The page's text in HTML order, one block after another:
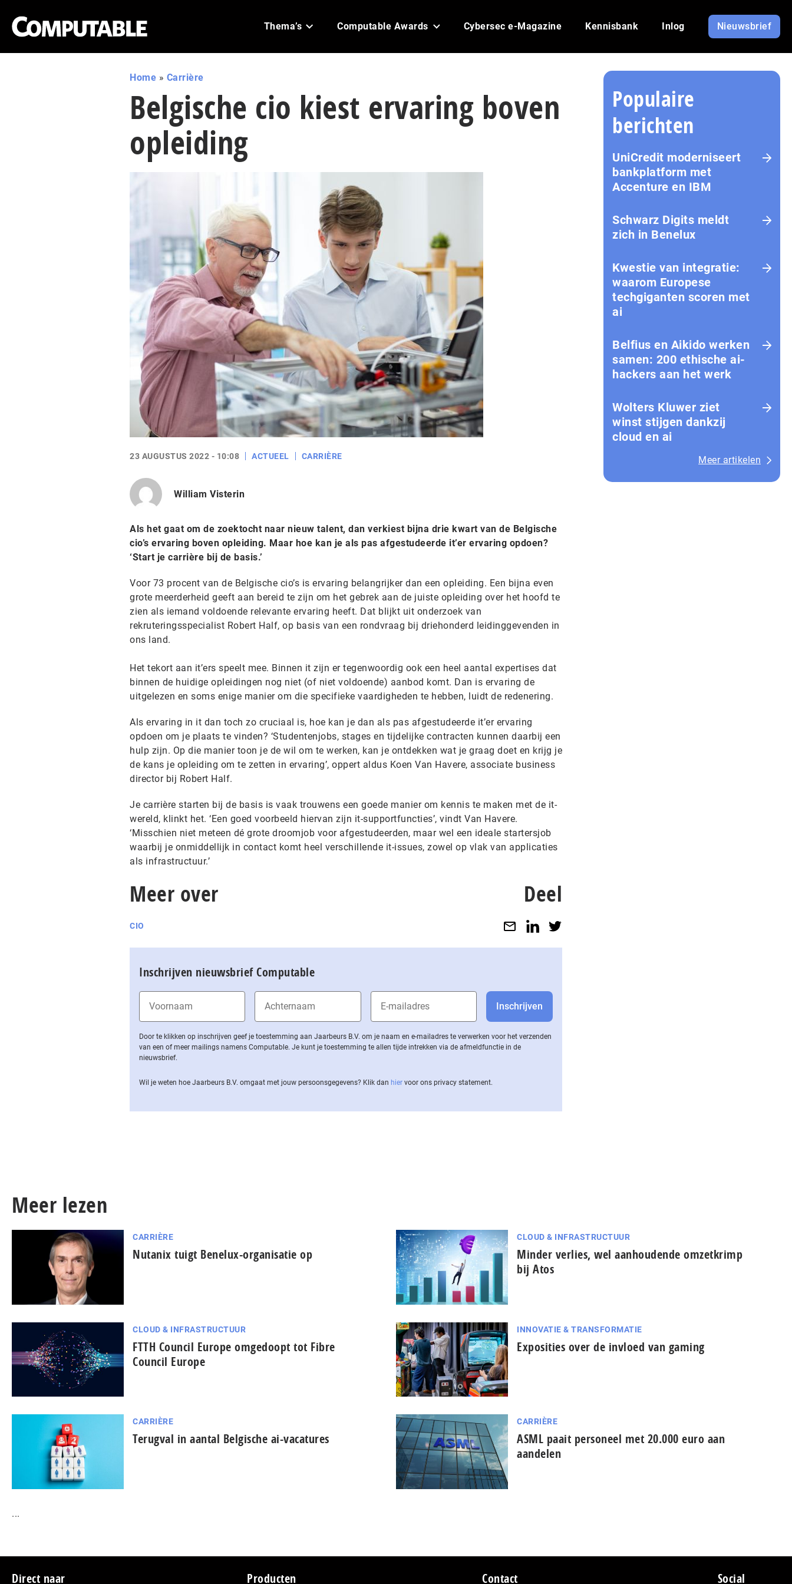
Thema’s Computable Awards Cybersec e-Magazine Kennisbank Inlog Nieuwsbrief
Home » Carrière
Belgische cio kiest ervaring boven
opleiding
23 AUGUSTUS 2022 - 10:08 ACTUEEL CARRIÈRE
William Visterin
Als het gaat om de zoektocht naar nieuw talent, dan verkiest bijna drie kwart van de Belgische
cio’s ervaring boven opleiding. Maar hoe kan je als pas afgestudeerde it’er ervaring opdoen?
‘Start je carrière bij de basis.’
Voor 73 procent van de Belgische cio’s is ervaring belangrijker dan een opleiding. Een bijna even
grote meerderheid geeft aan bereid te zijn om het gebrek aan de juiste opleiding over het hoofd te
zien als iemand voldoende relevante ervaring heeft. Dat blijkt uit onderzoek van
rekruteringsspecialist Robert Half, op basis van een rondvraag bij driehonderd leidinggevenden in
ons land.
Het tekort aan it’ers speelt mee. Binnen it zijn er tegenwoordig ook een heel aantal expertises dat
binnen de huidige opleidingen nog niet (of niet voldoende) aanbod komt. Dan is ervaring de
uitgelezen en soms enige manier om die specifieke vaardigheden te hebben, luidt de redenering.
Als ervaring in it dan toch zo cruciaal is, hoe kan je dan als pas afgestudeerde it’er ervaring
opdoen om je plaats te vinden? ‘Studentenjobs, stages en tijdelijke contracten kunnen daarbij een
hulp zijn. Op die manier toon je de wil om te werken, kan je ontdekken wat je graag doet en krijg je
de kans je opleiding om te zetten in ervaring’, oppert aldus Koen Van Havere, associate business
director bij Robert Half.
Je carrière starten bij de basis is vaak trouwens een goede manier om kennis te maken met de it-
wereld, klinkt het. ‘Een goed voorbeeld hiervan zijn it-supportfuncties’, vindt Van Havere.
‘Misschien niet meteen dé grote droomjob voor afgestudeerden, maar wel een ideale startersjob
waarbij je onmiddellijk in contact komt heel verschillende it-issues, zowel op vlak van applicaties
als infrastructuur.’
Meer over
CIO
Deel
Inschrijven nieuwsbrief Computable
Door te klikken op inschrijven geef je toestemming aan Jaarbeurs B.V. om je naam en e-mailadres te verwerken voor het verzenden
van een of meer mailings namens Computable. Je kunt je toestemming te allen tijde intrekken via de af­meld­func­tie in de
nieuwsbrief.
Wil je weten hoe Jaarbeurs B.V. omgaat met jouw per­soons­ge­ge­vens? Klik dan hier voor ons privacy statement.
Populaire
berichten
UniCredit moderniseert
bankplatform met
Accenture en IBM
Schwarz Digits meldt
zich in Benelux
Kwestie van integratie:
waarom Europese
techgiganten scoren met
ai
Belfius en Aikido werken
samen: 200 ethische ai-
hackers aan het werk
Wolters Kluwer ziet
winst stijgen dankzij
cloud en ai
Meer artikelen
Meer lezen
CARRIÈRE
Nutanix tuigt Benelux-organisatie op
CLOUD & INFRASTRUCTUUR
Minder verlies, wel aanhoudende omzetkrimp
bij Atos
CLOUD & INFRASTRUCTUUR
FTTH Council Europe omgedoopt tot Fibre
Council Europe
INNOVATIE & TRANSFORMATIE
Exposities over de invloed van gaming
CARRIÈRE
Terugval in aantal Belgische ai-vacatures
CARRIÈRE
ASML paait personeel met 20.000 euro aan
aandelen
...
Direct naar Producten Contact Social